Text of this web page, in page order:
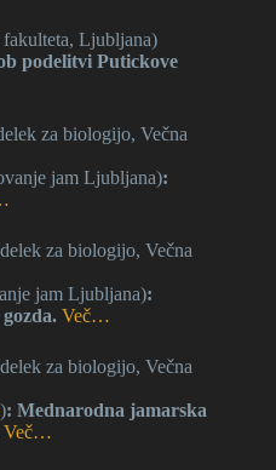
Ljubljana)
podelitvi Putickove
za biologijo, Večna
jam Ljubljana):
za biologijo, Večna
jam Ljubljana):
Več…
za biologijo, Večna
): Mednarodna jamarska
Več…